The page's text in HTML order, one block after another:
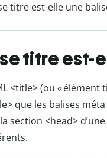
titre est-elle une
titre est-
<title> (ou «
que les balises
section <head>